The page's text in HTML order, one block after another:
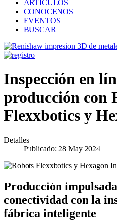
ARTICULOS
CONOCENOS
EVENTOS
BUSCAR
Inspección en
producción con
Flexxbotics y
Detalles
Publicado: 28 May 2024
Producción
conectividad con la
fábrica inteligente